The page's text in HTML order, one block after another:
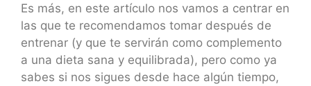
Es más, en este artículo nos vamos a centrar en
las que te recomendamos tomar después de
entrenar (y que te servirán como complemento
a una dieta sana y equilibrada), pero como ya
sabes si nos sigues desde hace algún tiempo,